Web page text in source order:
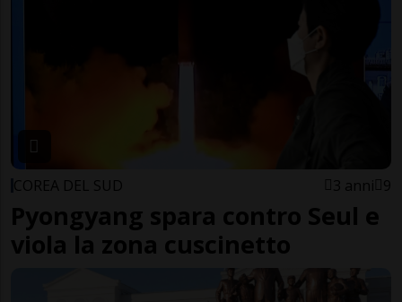
COREA DEL SUD 3 anni 9
Pyongyang spara contro Seul e
viola la zona cuscinetto